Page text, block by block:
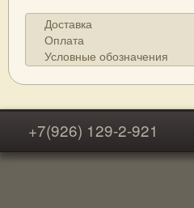
Доставка
Оплата
Условные обозначения
+7(926) 129-2-921